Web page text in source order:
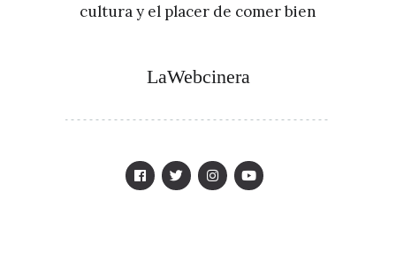
cultura y el placer de comer bien
LaWebcinera